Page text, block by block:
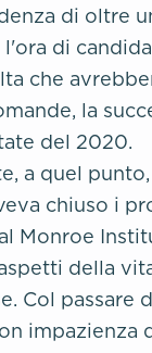
di oltre
di
che
la
del 2020.
a quel punto,
chiuso i
Monroe
della
Col passare
impazienza